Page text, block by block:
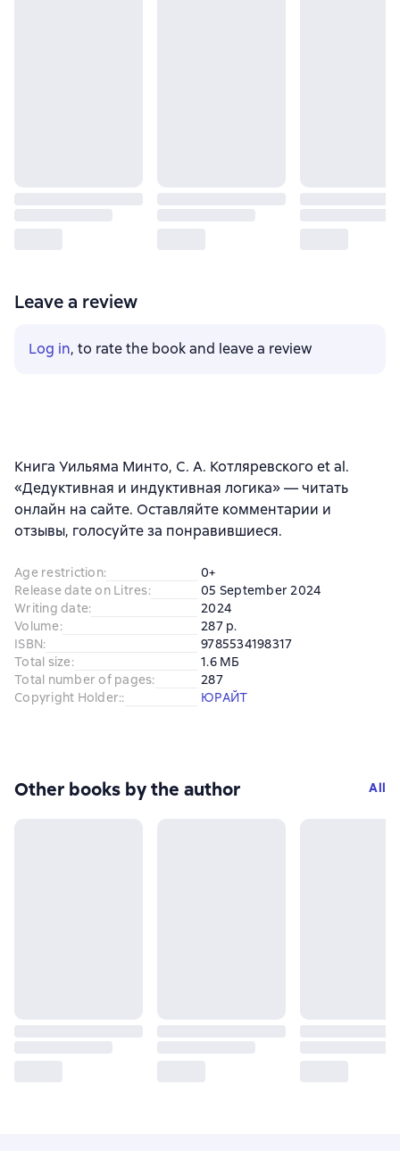
Leave a review
Log in, to rate the book and leave a review
Книга Уильяма Минто, С. А. Котляревского et al.
«Дедуктивная и индуктивная логика» — читать
онлайн на сайте. Оставляйте комментарии и
отзывы, голосуйте за понравившиеся.
Age restriction:
0+
Release date on Litres:
05 September 2024
Writing date:
2024
Volume:
287 p.
ISBN:
9785534198317
Total size:
1.6 МБ
Total number of pages:
287
Copyright Holder:: ЮРАЙТ
Other books by the author All